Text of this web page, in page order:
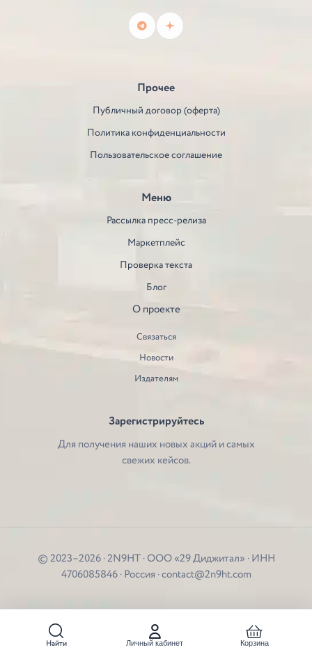
Найти Личный кабинет Корзина
Прочее
Публичный договор (оферта)
Политика конфиденциальности
Пользовательское соглашение
Меню
Рассылка пресс-релиза
Маркетплейс
Проверка текста
Блог
О проекте
Связаться
Новости
Издателям
Зарегистрируйтесь
Для получения наших новых акций и самых
свежих кейсов.
© 2023–2026 · 2N9HT · ООО «29 Диджитал» · ИНН
4706085846 · Россия · contact@2n9ht.com